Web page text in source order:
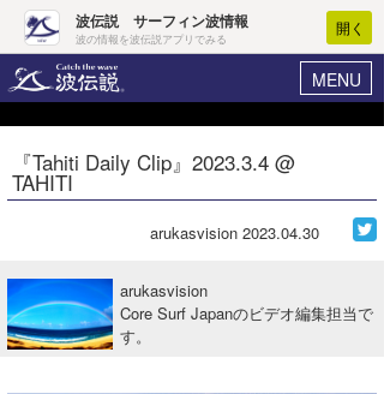
波伝説 サーフィン波情報
波の情報を波伝説アプリでみる
開く
MENU
ヘルプ マイホーム
ログイン
波情報･概況
WAVE HUNTER 波予想ツール
『Tahiti Daily Clip』2023.3.4 @
TAHITI
arukasvision 2023.04.30
arukasvision
Core Surf Japanのビデオ編集担当で
す。
Core Surf Japan
アート＆エンタメ